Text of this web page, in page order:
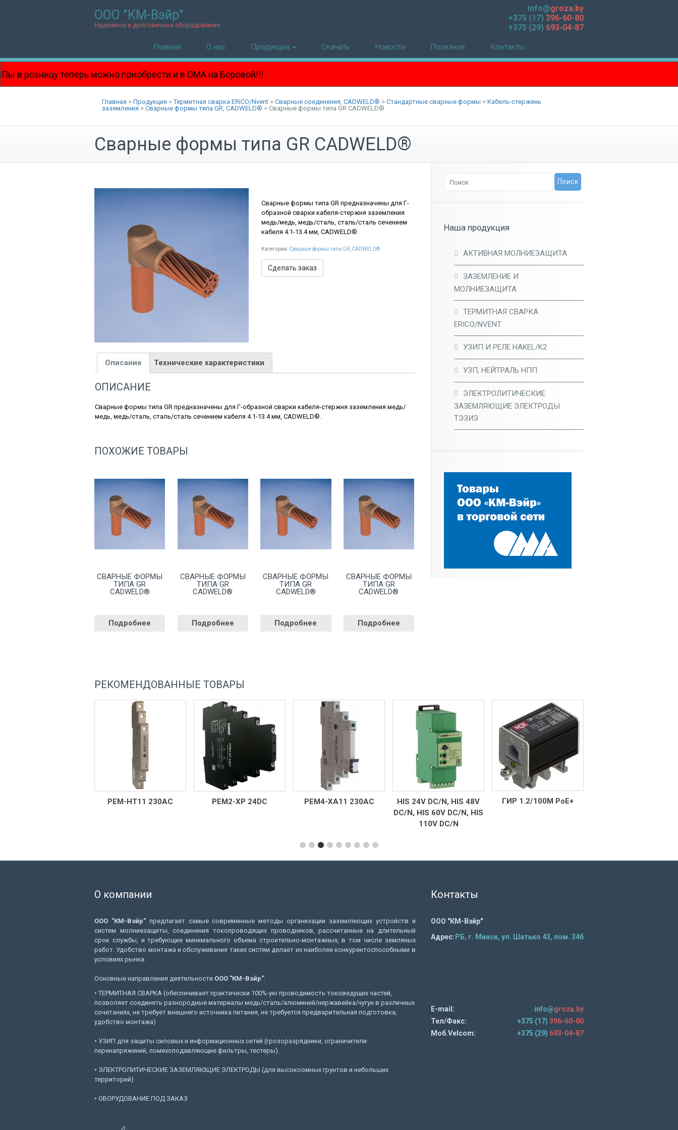
ООО "КМ-Вэйр"
Надёжное и долговечное оборудование
info@groza.by
+375 (17) 396-60-80
+375 (29) 693-04-87
Главная О нас Продукция Скачать Новости Полезное Контакты
теперь можно приобрести и в ОМА на Боровой!!!
Главная > Продукция >Термитная сварка ERICO/Nvent > Сварные соединения, CADWELD® > Стандартные сварные формы > Кабель-стержень
заземления > Сварные формы типа GR, CADWELD® > Сварные формы типа GR CADWELD®
Сварные формы типа GR CADWELD®
Сварные формы типа GR предназначены для Г-
образной сварки кабеля-стержня заземления
медь/медь, медь/сталь, сталь/сталь сечением
кабеля 4.1-13.4 мм, CADWELD®.
Категория: Сварные формы типа GR, CADWELD®
Сделать заказ
Описание Технические характеристики
ОПИСАНИЕ
Сварные формы типа GR предназначены для Г-образной сварки кабеля-стержня заземления медь/
медь, медь/сталь, сталь/сталь сечением кабеля 4.1-13.4 мм, CADWELD®.
ПОХОЖИЕ ТОВАРЫ
СВАРНЫЕ ФОРМЫ
ТИПА GR
CADWELD®
Подробнее
СВАРНЫЕ ФОРМЫ
ТИПА GR
CADWELD®
Подробнее
СВАРНЫЕ ФОРМЫ
ТИПА GR
CADWELD®
Подробнее
СВАРНЫЕ ФОРМЫ
ТИПА GR
CADWELD®
Подробнее
Наша продукция
АКТИВНАЯ МОЛНИЕЗАЩИТА
ЗАЗЕМЛЕНИЕ И
МОЛНИЕЗАЩИТА
ТЕРМИТНАЯ СВАРКА
ERICO/NVENT
УЗИП И РЕЛЕ HAKEL/K2
УЗП, НЕЙТРАЛЬ НПП
ЭЛЕКТРОЛИТИЧЕСКИЕ
ЗАЗЕМЛЯЮЩИЕ ЭЛЕКТРОДЫ
ТЭЗИЗ
РЕКОМЕНДОВАННЫЕ ТОВАРЫ
РЕМ-НТ11 230AC РЕМ2-ХР 24DC РЕМ4-ХА11 230АC
HIS 24V DC/N, HIS 48V
DC/N, HIS 60V DC/N, HIS
110V DC/N
ГИР 1.2/100М PoE+
О компании
ООО "КМ-Вэйр"предлагает самые современные методы организации заземляющих устройств и
систем молниезащиты, соединения токопроводящих проводников, рассчитанные на длительный
срок службы, и требующие минимального объема строительно-монтажных, в том числе земляных
работ. Удобство монтажа и обслуживания таких систем делает их наиболее конкурентоспособными в
условиях рынка.
Основные направления деятельности ООО "КМ-Вэйр":
• ТЕРМИТНАЯ СВАРКА (обеспечивает практически 100%-ую проводимость токоведущих частей,
позволяет соединять разнородные материалы медь/сталь/алюминий/нержавейка/чугун в различных
сочетаниях, не требует внешнего источника питания, не требуется предварительная подготовка,
удобство монтажа)
• УЗИП для защиты силовых и информационных сетей (грозоразрядники, ограничители
перенапряжений, помехоподавляющие фильтры, тестеры).
• ЭЛЕКТРОЛИТИЧЕСКИЕ ЗАЗЕМЛЯЮЩИЕ ЭЛЕКТРОДЫ (для высокоомных грунтов и небольших
территорий)
• ОБОРУДОВАНИЕ ПОД ЗАКАЗ
Контакты
ООО "КМ-Вэйр"
Адрес: РБ, г. Минск, ул. Шатько 43, пом. 34б
E-mail: info@groza.by
Тел/Факс:
+375 (17) 396-60-80
Моб.Velcom:
+375 (29) 693-04-87